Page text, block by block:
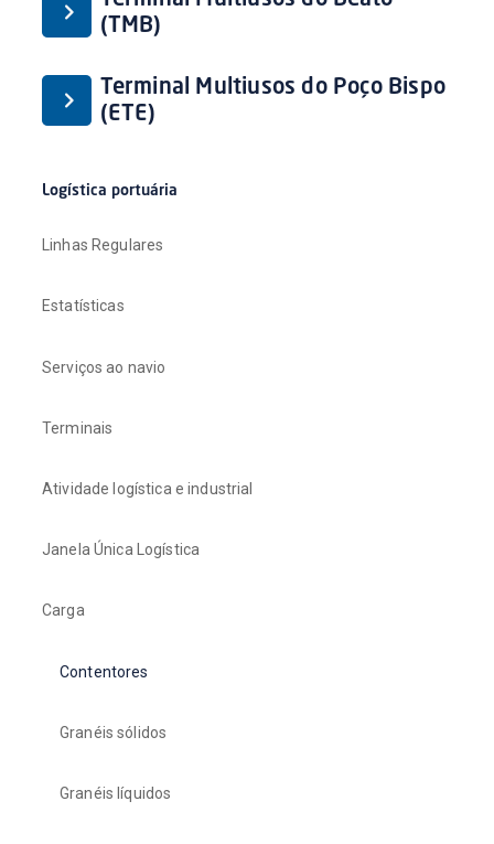
(TMB)
Terminal Multiusos do Poço Bispo
(ETE)
Logística portuária
Linhas Regulares
Estatísticas
Serviços ao navio
Terminais
Atividade logística e industrial
Janela Única Logística
Carga
Contentores
Granéis sólidos
Granéis líquidos